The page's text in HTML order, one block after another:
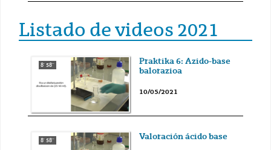
Listado de videos 2021
8' 58''
Praktika 6: Azido-base
balorazioa
10/05/2021
8' 58'' Valoración ácido base